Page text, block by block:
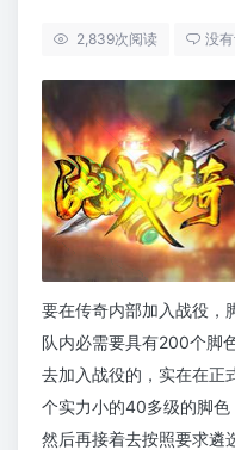
2,839次阅读 没
要在传奇内部加入战役，
队内必需要具有200个脚
去加入战役的，实在在正
个实力小的40多级的脚色
然后再接着去按照要求遴